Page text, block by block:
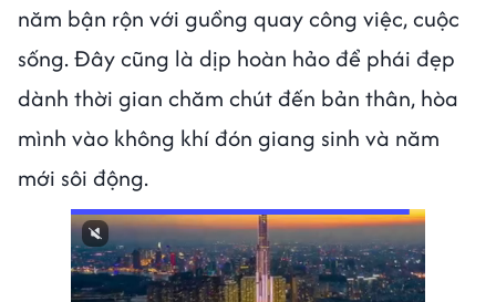
năm bận rộn với guồng quay công việc, cuộc
sống. Đây cũng là dịp hoàn hảo để phái đẹp
dành thời gian chăm chút đến bản thân, hòa
mình vào không khí đón giang sinh và năm
mới sôi động.